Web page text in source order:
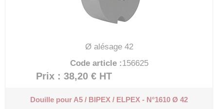
Ø alésage 42
Code article :156625
Prix : 38,20 € HT
Douille pour A5 / BIPEX / ELPEX - N°1610 Ø 42